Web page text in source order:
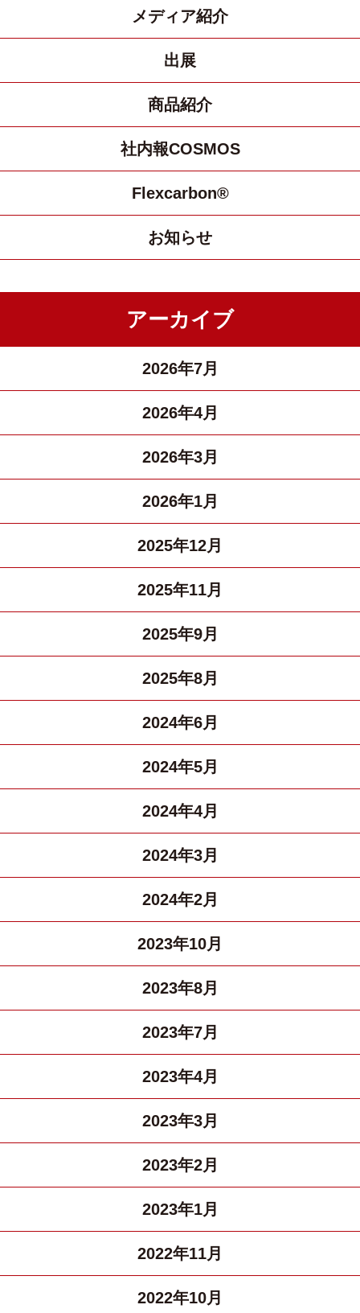
メディア紹介
出展
商品紹介
社内報COSMOS
Flexcarbon®
お知らせ
アーカイブ
2026年7月
2026年4月
2026年3月
2026年1月
2025年12月
2025年11月
2025年9月
2025年8月
2024年6月
2024年5月
2024年4月
2024年3月
2024年2月
2023年10月
2023年8月
2023年7月
2023年4月
2023年3月
2023年2月
2023年1月
2022年11月
2022年10月